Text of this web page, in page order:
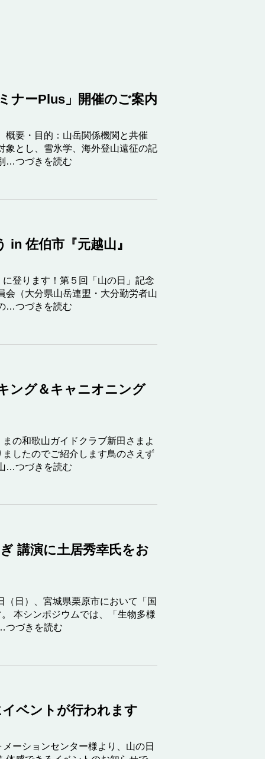
ナーPlus」開催のご案内
概要・目的：山岳関係機関と共催
象とし、雪氷学、海外登山遠征の記
…つづきを読む
佐伯市『元越山』
登ります！第５回「山の日」記念
会（大分県山岳連盟・大分勤労者山
…つづきを読む
ング＆キャニオニング
の和歌山ガイドクラブ新田さまよ
したのでご紹介します鳥のさえず
…つづきを読む
講演に土居秀幸氏をお
日）、宮城県栗原市において「国
本シンポジウムでは、「生物多様
つづきを読む
ベントが行われます
ーションセンター様より、山の日